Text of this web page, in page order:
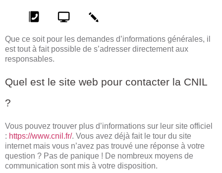
Que ce soit pour les demandes d’informations générales, il
est tout à fait possible de s’adresser directement aux
responsables.
Quel est le site web pour contacter la CNIL
?
Vous pouvez trouver plus d’informations sur leur site officiel
: https://www.cnil.fr/. Vous avez déjà fait le tour du site
internet mais vous n’avez pas trouvé une réponse à votre
question ? Pas de panique ! De nombreux moyens de
communication sont mis à votre disposition.